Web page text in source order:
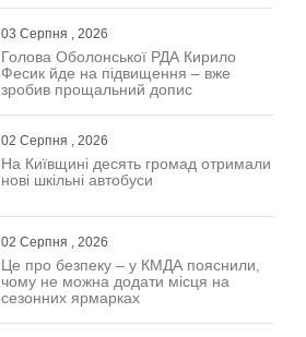
03 Серпня , 2026
Голова Оболонської РДА Кирило
Фесик йде на підвищення – вже
зробив прощальний допис
02 Серпня , 2026
На Київщині десять громад отримали
нові шкільні автобуси
02 Серпня , 2026
Це про безпеку – у КМДА пояснили,
чому не можна додати місця на
сезонних ярмарках